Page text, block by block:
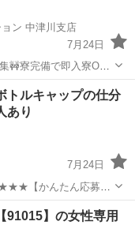
ン 中津川支店
7月24日
🚧寮完備で即入寮OK
✨男女問わず活躍中
る安全な環境を整えて
トルキャップの仕分
あり
7月24日
んたん応募は
▼▼ ま
wSdk4Ka ...
91015】の女性専用